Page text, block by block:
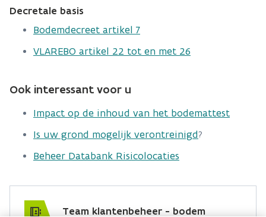
Decretale basis
Bodemdecreet artikel 7
VLAREBO artikel 22 tot en met 26
Ook interessant voor u
Impact op de inhoud van het bodemattest
Is uw grond mogelijk verontreinigd?
Beheer Databank Risicolocaties
Team klantenbeheer - bodem